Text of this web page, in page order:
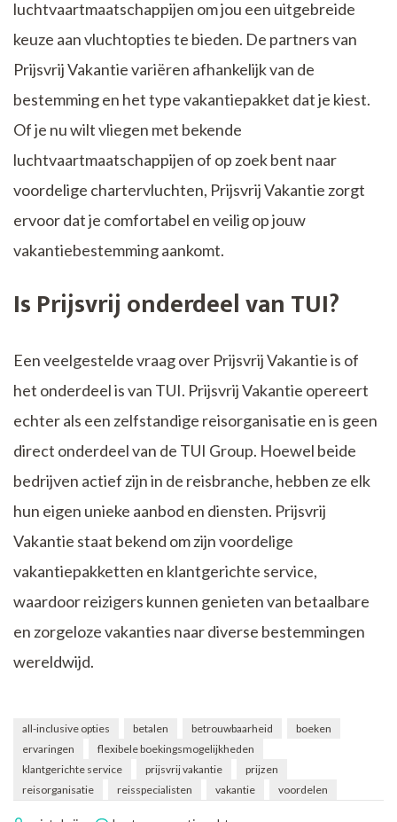
luchtvaartmaatschappijen om jou een uitgebreide
keuze aan vluchtopties te bieden. De partners van
Prijsvrij Vakantie variëren afhankelijk van de
bestemming en het type vakantiepakket dat je kiest.
Of je nu wilt vliegen met bekende
luchtvaartmaatschappijen of op zoek bent naar
voordelige chartervluchten, Prijsvrij Vakantie zorgt
ervoor dat je comfortabel en veilig op jouw
vakantiebestemming aankomt.
Is Prijsvrij onderdeel van TUI?
Een veelgestelde vraag over Prijsvrij Vakantie is of
het onderdeel is van TUI. Prijsvrij Vakantie opereert
echter als een zelfstandige reisorganisatie en is geen
direct onderdeel van de TUI Group. Hoewel beide
bedrijven actief zijn in de reisbranche, hebben ze elk
hun eigen unieke aanbod en diensten. Prijsvrij
Vakantie staat bekend om zijn voordelige
vakantiepakketten en klantgerichte service,
waardoor reizigers kunnen genieten van betaalbare
en zorgeloze vakanties naar diverse bestemmingen
wereldwijd.
all-inclusive opties betalen betrouwbaarheid
boeken
ervaringen
flexibele boekingsmogelijkheden
klantgerichte service
prijsvrij vakantie
prijzen
reisorganisatie
reisspecialisten vakantie voordelen